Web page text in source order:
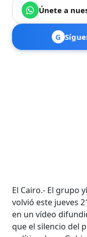
Únete a
G
El Cairo.- El grupo
volvió este jueves
en un vídeo
que el silencio del